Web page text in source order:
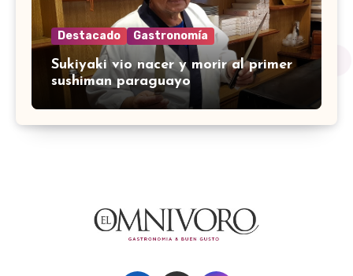
Destacado Gastronomía
Sukiyaki vio nacer y morir al primer
sushiman paraguayo